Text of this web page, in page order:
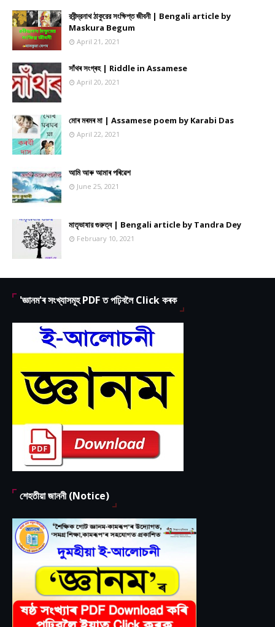
রবীন্দ্রনাথ ঠাকুরের সংক্ষিপ্ত জীবনী | Bengali article by
Maskura Begum
April 21, 2021
সাঁথৰ সংগ্ৰহ | Riddle in Assamese
April 20, 2021
মোৰ মৰমৰ মা | Assamese poem by Karabi Das
April 22, 2021
আমি আৰু আমাৰ পৰিৱেশ
June 25, 2021
মাতৃভাষার গুরুত্ব | Bengali article by Tandra Dey
February 10, 2021
'জ্ঞানম'ৰ সংখ্যাসমূহ PDF ত পঢ়িবলৈ Click কৰক
শেহতীয়া জাননী (Notice)